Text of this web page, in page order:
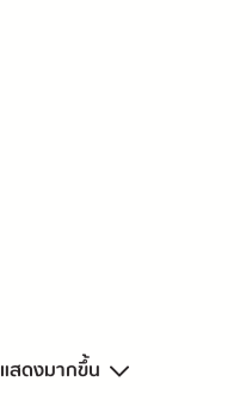
แสดงมากขึ้น